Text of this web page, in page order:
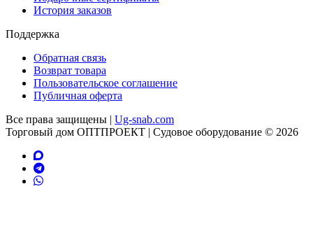
История заказов
Поддержка
Обратная связь
Возврат товара
Пользовательское соглашение
Публичная оферта
Все права защищены | Ug-snab.com
Торговый дом ОПТПРОЕКТ | Судовое оборудование © 2026